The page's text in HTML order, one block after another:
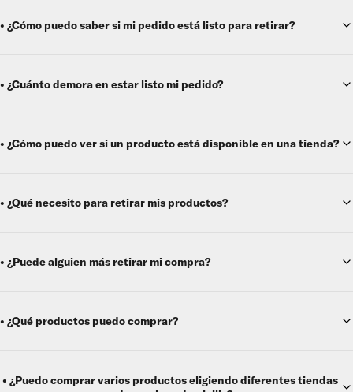
• ¿Cómo puedo saber si mi pedido está listo para retirar?
• ¿Cuánto demora en estar listo mi pedido?
• ¿Cómo puedo ver si un producto está disponible en una tienda?
• ¿Qué necesito para retirar mis productos?
• ¿Puede alguien más retirar mi compra?
• ¿Qué productos puedo comprar?
• ¿Puedo comprar varios productos eligiendo diferentes tiendas